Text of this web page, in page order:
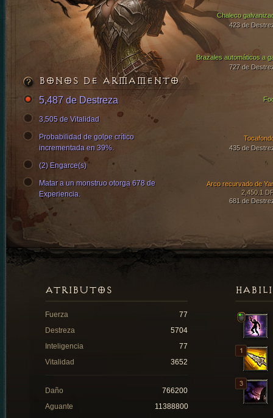
Chaleco
423 de
Brazales automáticos a
727 de
435 de
Arco recurvado de
2,450.1
681 de
BONOS DE ARMAMENTO
5,487 de Destreza
3,505 de Vitalidad
Probabilidad de golpe crítico
incrementada en 39%.
(2) Engarce(s)
Matar a un monstruo otorga 678 de
Experiencia.
ATRIBUTOS
Fuerza
77
Destreza
5704
Inteligencia
77
Vitalidad
3652
Daño
766200
Aguante
11388800